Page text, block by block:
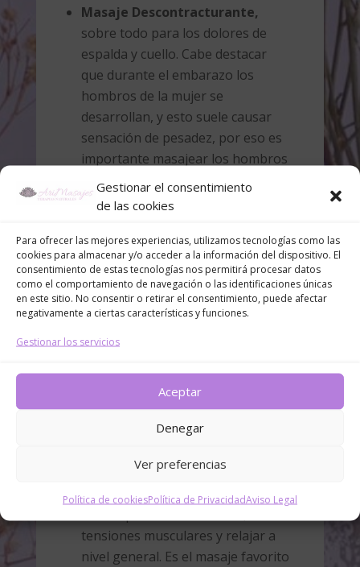
Gestionar el consentimiento
de las cookies
Para ofrecer las mejores experiencias, utilizamos tecnologías como las
cookies para almacenar y/o acceder a la información del dispositivo. El
consentimiento de estas tecnologías nos permitirá procesar datos
como el comportamiento de navegación o las identificaciones únicas
en este sitio. No consentir o retirar el consentimiento, puede afectar
negativamente a ciertas características y funciones.
Gestionar los servicios
Aceptar
Denegar
Ver preferencias
Política de cookiesPolítica de PrivacidadAviso Legal
Masaje Descontracturante,
sobre todo para los dolores de
espalda y cuello. Cabe destacar
que durante el embarazo los
hombros de la mujer se
desarrollan, y esto suele causar
sensación de pesadez, por eso es
importante masajear los hombros
y el cuello para descargar la
tensión.
Linfático Manual,cuando las
piernas se sienten hinchadas y
cansadas. En estos casos se
trabajará los pies y las piernas
han de soportar, así como eliminar
aparece frecuentemente en estas
zonas.
Masaje Relajante, para mejorar
mental y física.
Masaje Shiatsu, para
tensiones musculares y relajar a
nivel general. Es el masaje favorito